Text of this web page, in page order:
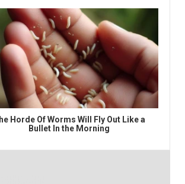
Horde Of Worms Will Fly Out Like a
Bullet In the Morning